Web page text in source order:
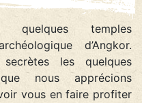
quelques temples
d’Angkor.
les quelques
nous apprécions
vous en faire profiter